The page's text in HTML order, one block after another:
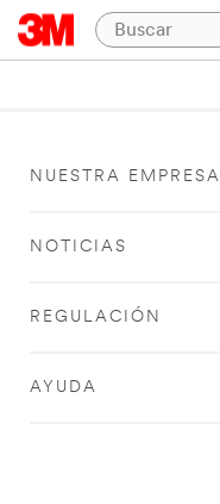
NUESTRA EMPRESA
NOTICIAS
REGULACIÓN
AYUDA